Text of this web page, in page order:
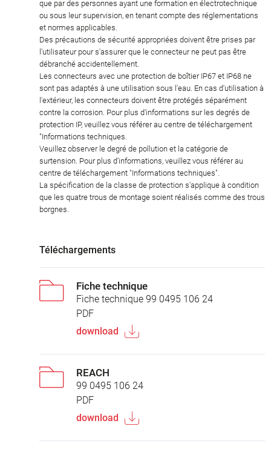
que par des personnes ayant une formation en électrotechnique
ou sous leur supervision, en tenant compte des réglementations
et normes applicables.
Des précautions de sécurité appropriées doivent être prises par
l'utilisateur pour s'assurer que le connecteur ne peut pas être
débranché accidentellement.
Les connecteurs avec une protection de boîtier IP67 et IP68 ne
sont pas adaptés à une utilisation sous l'eau. En cas d'utilisation à
l'extérieur, les connecteurs doivent être protégés séparément
contre la corrosion. Pour plus d'informations sur les degrés de
protection IP, veuillez vous référer au centre de téléchargement
"Informations techniques.
Veuillez observer le degré de pollution et la catégorie de
surtension. Pour plus d'informations, veuillez vous référer au
centre de téléchargement "Informations techniques".
La spécification de la classe de protection s'applique à condition
que les quatre trous de montage soient réalisés comme des trous
borgnes.
Téléchargements
Fiche technique
Fiche technique 99 0495 106 24
PDF
download
REACH
99 0495 106 24
PDF
download